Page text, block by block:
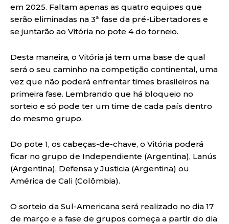
em 2025. Faltam apenas as quatro equipes que
serão eliminadas na 3ª fase da pré-Libertadores e
se juntarão ao Vitória no pote 4 do torneio.
Desta maneira, o Vitória já tem uma base de qual
será o seu caminho na competição continental, uma
vez que não poderá enfrentar times brasileiros na
primeira fase. Lembrando que há bloqueio no
sorteio e só pode ter um time de cada país dentro
do mesmo grupo.
Do pote 1, os cabeças-de-chave, o Vitória poderá
ficar no grupo de Independiente (Argentina), Lanús
(Argentina), Defensa y Justicia (Argentina) ou
América de Cali (Colômbia).
O sorteio da Sul-Americana será realizado no dia 17
de março e a fase de grupos começa a partir do dia